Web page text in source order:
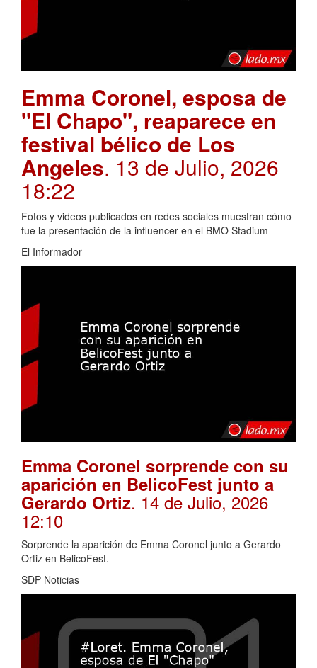
Emma Coronel, esposa de
"El Chapo", reaparece en
festival bélico de Los
Angeles. 13 de Julio, 2026
18:22
Fotos y videos publicados en redes sociales muestran cómo
fue la presentación de la influencer en el BMO Stadium
El Informador
Emma Coronel sorprende con su
aparición en BelicoFest junto a
Gerardo Ortiz. 14 de Julio, 2026
12:10
Sorprende la aparición de Emma Coronel junto a Gerardo
Ortiz en BelicoFest.
SDP Noticias